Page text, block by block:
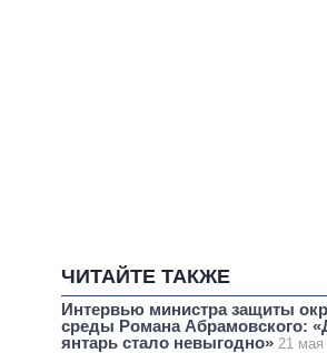
ЧИТАЙТЕ ТАКЖЕ
Интервью министра защиты
среды Романа Абрамовского:
янтарь стало невыгодно» 21 мая